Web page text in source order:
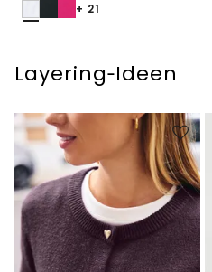
+ 21
Layering‑Ideen